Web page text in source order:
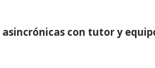
asincrónicas con tutor y